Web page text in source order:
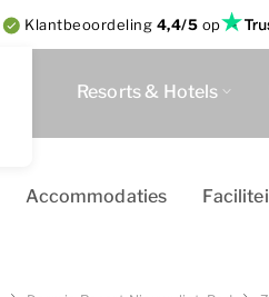
Klantbeoordeling 4,4/5 op
Resorts & Hotels
Accommodaties